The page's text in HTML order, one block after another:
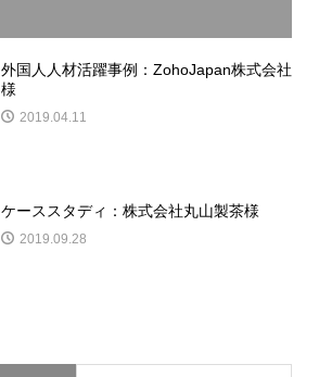
外国人人材活躍事例：ZohoJapan株式会社
様
2019.04.11
ケーススタディ：株式会社丸山製茶様
2019.09.28